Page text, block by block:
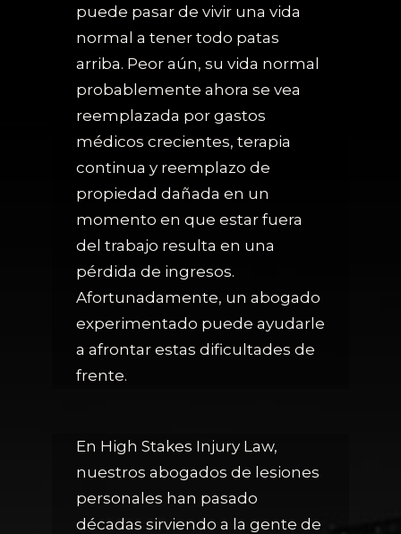
puede pasar de vivir una vida
normal a tener todo patas
arriba. Peor aún, su vida normal
probablemente ahora se vea
reemplazada por gastos
médicos crecientes, terapia
continua y reemplazo de
propiedad dañada en un
momento en que estar fuera
del trabajo resulta en una
pérdida de ingresos.
Afortunadamente, un abogado
experimentado puede ayudarle
a afrontar estas dificultades de
frente.
En High Stakes Injury Law,
nuestros abogados de lesiones
personales han pasado
décadas sirviendo a la gente de